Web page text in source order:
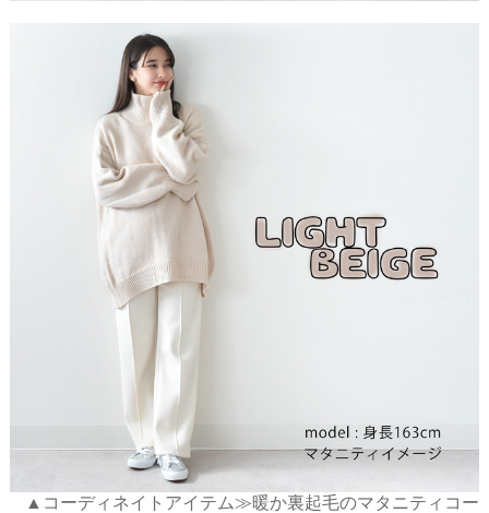
▲コーディネイトアイテム≫暖か裏起毛のマタニティコー